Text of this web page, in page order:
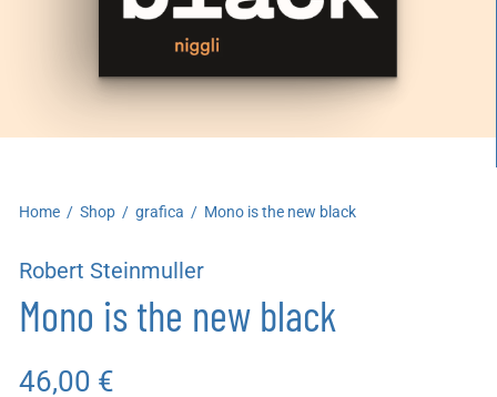
Home / Shop / grafica / Mono is the new black
Robert Steinmuller
Mono is the new black
46,00 €